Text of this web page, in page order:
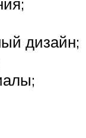
дизайн;